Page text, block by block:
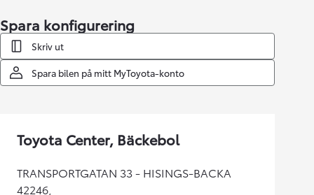
Spara konfigurering
Skriv ut
Spara bilen på mitt MyToyota-konto
Toyota Center, Bäckebol
TRANSPORTGATAN 33 - HISINGS-BACKA
42246,